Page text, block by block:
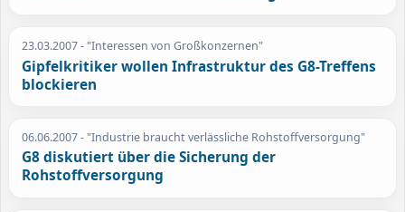
23.03.2007- "Interessen von Großkonzernen"
Gipfelkritiker wollen Infrastruktur des G8-Treffens
blockieren
06.06.2007- "Industrie braucht verlässliche Rohstoffversorgung"
G8 diskutiert über die Sicherung der
Rohstoffversorgung